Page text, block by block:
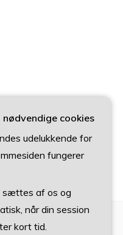
nødvendige cookies
udelukkende for
fungerer
sættes af os og
når din session
kort tid.